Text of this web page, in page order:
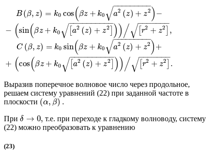
B (β, z) = k0 cos (βz + k0 a2 (z) + z2
− −
−−−−−−−
√ ) −
− (sin(βz + k0 [a2 (z) + z2
− −
−−−−−−−−
√ ))/ r2 + z2
− −
−−−−−
√ ,
C (β, z) = k0 sin(βz + k0 a2 (z) + z2
− −
−−−−−−−
√ ) +
+ (cos (βz + k0 [a2 (z) + z2
− −
−−−−−−−−
√ ))/ r2 + z2
− −
−−−−−
√ .
Выразив поперечное волновое число через продольное,
решаем систему уравнений (22) при заданной частоте в
плоскости (α, β) .
При δ → 0, т.е. при переходе к гладкому волноводу, систему
(22) можно преобразовать к уравнению
(23)